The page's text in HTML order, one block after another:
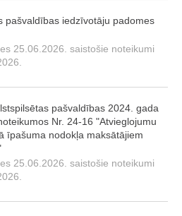
pašvaldības iedzīvotāju padomes
25.06.2026. saistošie noteikumi
pašvaldības 2024. gada
Nr. 24-16 "Atvieglojumu
īpašuma nodokļa maksātājiem
25.06.2026. saistošie noteikumi